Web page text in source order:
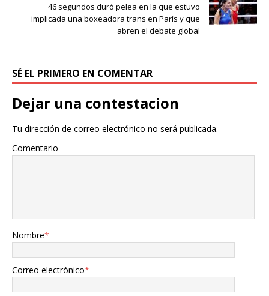
46 segundos duró pelea en la que estuvo
implicada una boxeadora trans en París y que
abren el debate global
SÉ EL PRIMERO EN COMENTAR
Dejar una contestacion
Tu dirección de correo electrónico no será publicada.
Comentario
Nombre*
Correo electrónico*